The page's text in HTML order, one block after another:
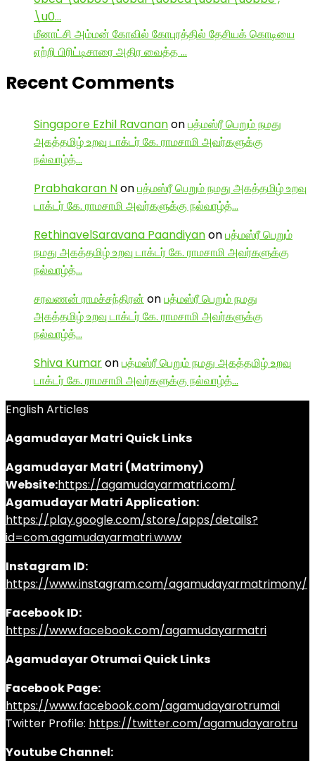
\u0…
மீனாட்சி அம்மன் கோவில் கோபுரத்தில் தேசியக் கொடியை
ஏற்றி பிரிட்டிசாரை அதிர வைத்த …
Recent Comments
Singapore Ezhil Ravananonபத்மஸ்ரீ பெறும் நமது
அகத்தமிழ் உறவு டாக்டர் கே. ராமசாமி அவர்களுக்கு
நல்வாழ்த்…
Prabhakaran Nonபத்மஸ்ரீ பெறும் நமது அகத்தமிழ் உறவு
டாக்டர் கே. ராமசாமி அவர்களுக்கு நல்வாழ்த்…
RethinavelSaravana Paandiyanonபத்மஸ்ரீ பெறும்
நமது அகத்தமிழ் உறவு டாக்டர் கே. ராமசாமி அவர்களுக்கு
நல்வாழ்த்…
சரவணன் ராமச்சந்திரன் onபத்மஸ்ரீ பெறும் நமது
அகத்தமிழ் உறவு டாக்டர் கே. ராமசாமி அவர்களுக்கு
நல்வாழ்த்…
Shiva Kumaronபத்மஸ்ரீ பெறும் நமது அகத்தமிழ் உறவு
டாக்டர் கே. ராமசாமி அவர்களுக்கு நல்வாழ்த்…
English Articles
Agamudayar Matri Quick Links
Agamudayar Matri (Matrimony)
Website:https://agamudayarmatri.com/
Agamudayar Matri Application:
https://play.google.com/store/apps/details?
id=com.agamudayarmatri.www
Instagram ID:
https://www.instagram.com/agamudayarmatrimony/
Facebook ID:
https://www.facebook.com/agamudayarmatri
Agamudayar Otrumai Quick Links
Facebook Page:
https://www.facebook.com/agamudayarotrumai
Twitter Profile: https://twitter.com/agamudayarotru
Youtube Channel: